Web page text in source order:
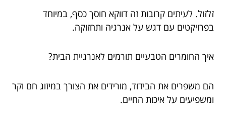
זלזול. לעיתים קרובות זה דווקא חוסך כסף, במיוחד
בפרויקטים עם דגש על אנרגיה ותחזוקה.
איך החומרים הטבעיים תורמים לאנרגיית הבית?
הם משפרים את הבידוד, מורידים את הצורך במיזוג חם וקר
ומשפיעים על איכות החיים.